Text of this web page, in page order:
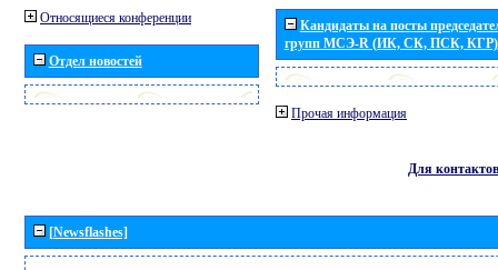
Относящиеся конференции
Отдел новостей
Кандидаты на посты
групп МСЭ-R (ИК, СК, ПСК, КГР)
Прочая информация
Для контактов
[Newsflashes]